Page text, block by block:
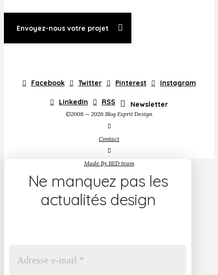
Envoyez-nous votre projet
Facebook Twitter Pinterest Instagram
LinkedIn RSS Newsletter
©2008 — 2026 Blog Esprit Design
Contact
Made By BED team
Ne manquez pas les
actualités design